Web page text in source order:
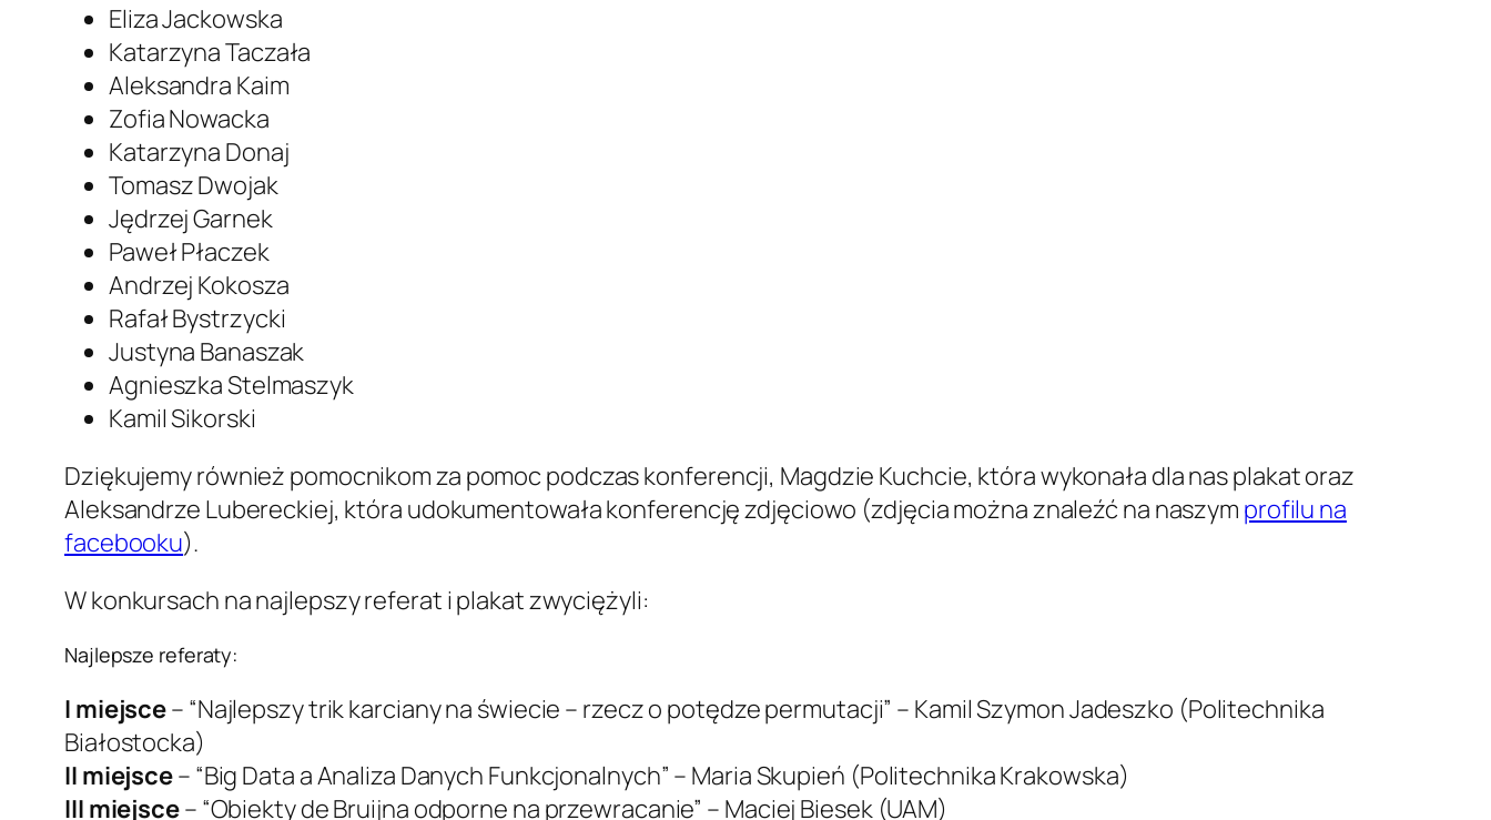
Eliza Jackowska
Katarzyna Taczała
Aleksandra Kaim
Zofia Nowacka
Katarzyna Donaj
Tomasz Dwojak
Jędrzej Garnek
Paweł Płaczek
Andrzej Kokosza
Rafał Bystrzycki
Justyna Banaszak
Agnieszka Stelmaszyk
Kamil Sikorski
Dziękujemy również pomocnikom za pomoc podczas konferencji, Magdzie Kuchcie, która wykonała dla nas plakat oraz
Aleksandrze Lubereckiej, która udokumentowała konferencję zdjęciowo (zdjęcia można znaleźć na naszym profilu na
facebooku).
W konkursach na najlepszy referat i plakat zwyciężyli:
Najlepsze referaty:
I miejsce– “Najlepszy trik karciany na świecie – rzecz o potędze permutacji” – Kamil Szymon Jadeszko (Politechnika
Białostocka)
II miejsce– “Big Data a Analiza Danych Funkcjonalnych” – Maria Skupień (Politechnika Krakowska)
III miejsce– “Obiekty de Bruijna odporne na przewracanie” – Maciej Biesek (UAM)